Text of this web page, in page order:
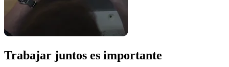
Trabajar juntos es importante